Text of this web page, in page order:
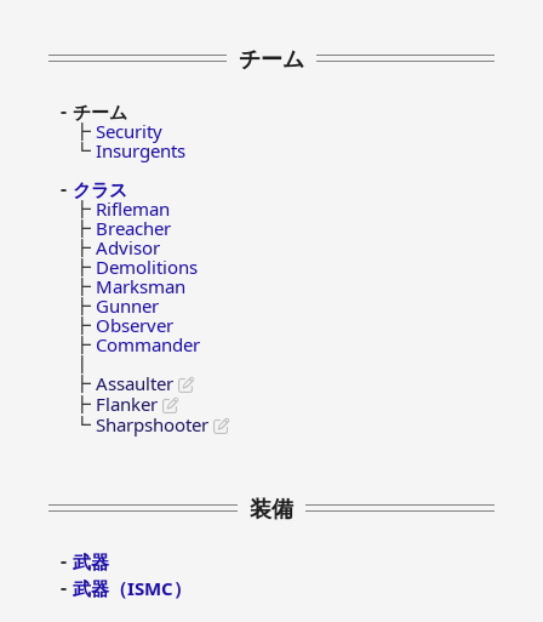
チーム
チーム
┣ Security
┗ Insurgents
クラス
┣ Rifleman
┣ Breacher
┣ Advisor
┣ Demolitions
┣ Marksman
┣ Gunner
┣ Observer
┣ Commander
┣ Assaulter
┣ Flanker
┗ Sharpshooter
装備
武器
武器（ISMC）